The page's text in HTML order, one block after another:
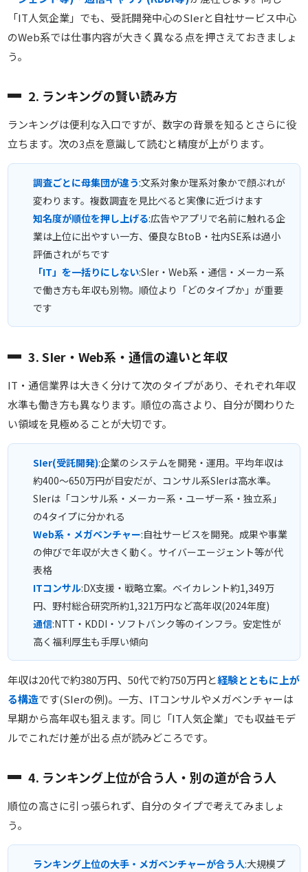
「IT人気企業」でも、受託開発中心のSIerと自社サービス中心
のWeb系では仕事内容が大きく異なる点を押さえておきましょ
う。
2. ランキングの賢い読み方
ランキングは便利な入口ですが、数字の背景を知るとさらに役
立ちます。次の3点を意識して読むと精度が上がります。
調査ごとに母集団が違う:文系対象か理系対象かで顔ぶれが
変わります。複数調査を見比べると実像に近づけます
知名度が順位を押し上げる:広告やアプリで名前に触れる企
業は上位に出やすい一方、優良なBtoB・社内SE系は過小
評価されがちです
「IT」を一括りにしない:SIer・Web系・通信・メーカー系
で働き方も年収も別物。順位より「どのタイプか」が重要
です
3. SIer・Web系・通信の違いと年収
IT・通信業界は大きく分けて次のタイプがあり、それぞれ年収
水準も働き方も異なります。順位の高さより、自分が関わりた
い領域を見極めることが大切です。
SIer(受託開発):企業のシステムを開発・運用。平均年収は
約400〜650万円が目安だが、コンサル系SIerは高水準。
SIerは「コンサル系・メーカー系・ユーザー系・独立系」
の4タイプに分かれる
Web系・メガベンチャー:自社サービスを開発。成果や事業
の伸びで年収が大きく動く。サイバーエージェント等が代
表格
ITコンサル:DX支援・戦略立案。ベイカレント約1,349万
円、野村総合研究所約1,321万円など高年収(2024年度)
通信:NTT・KDDI・ソフトバンク等のインフラ。安定性が
高く福利厚生も手厚い傾向
年収は20代で約380万円、50代で約750万円と経験とともに上が
る構造です(SIerの例)。一方、ITコンサルやメガベンチャーは
早期から高年収も狙えます。同じ「IT人気企業」でも収益モデ
ルでこれだけ差が出る点が読みどころです。
4. ランキング上位が合う人・別の道が合う人
順位の高さに引っ張られず、自分のタイプで考えてみましょ
う。
ランキング上位の大手・メガベンチャーが合う人:大規模プ